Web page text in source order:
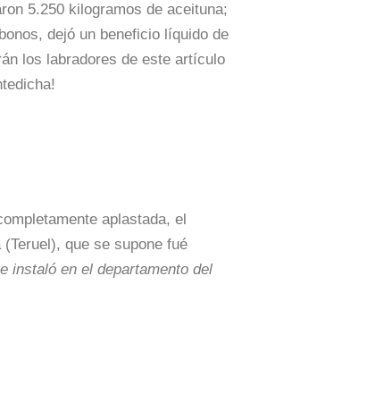
5.250 kilogramos de aceituna;
dejó un beneficio líquido de
los labradores de este artículo
aplastada, el
que se supone fué
instaló en el departamento del